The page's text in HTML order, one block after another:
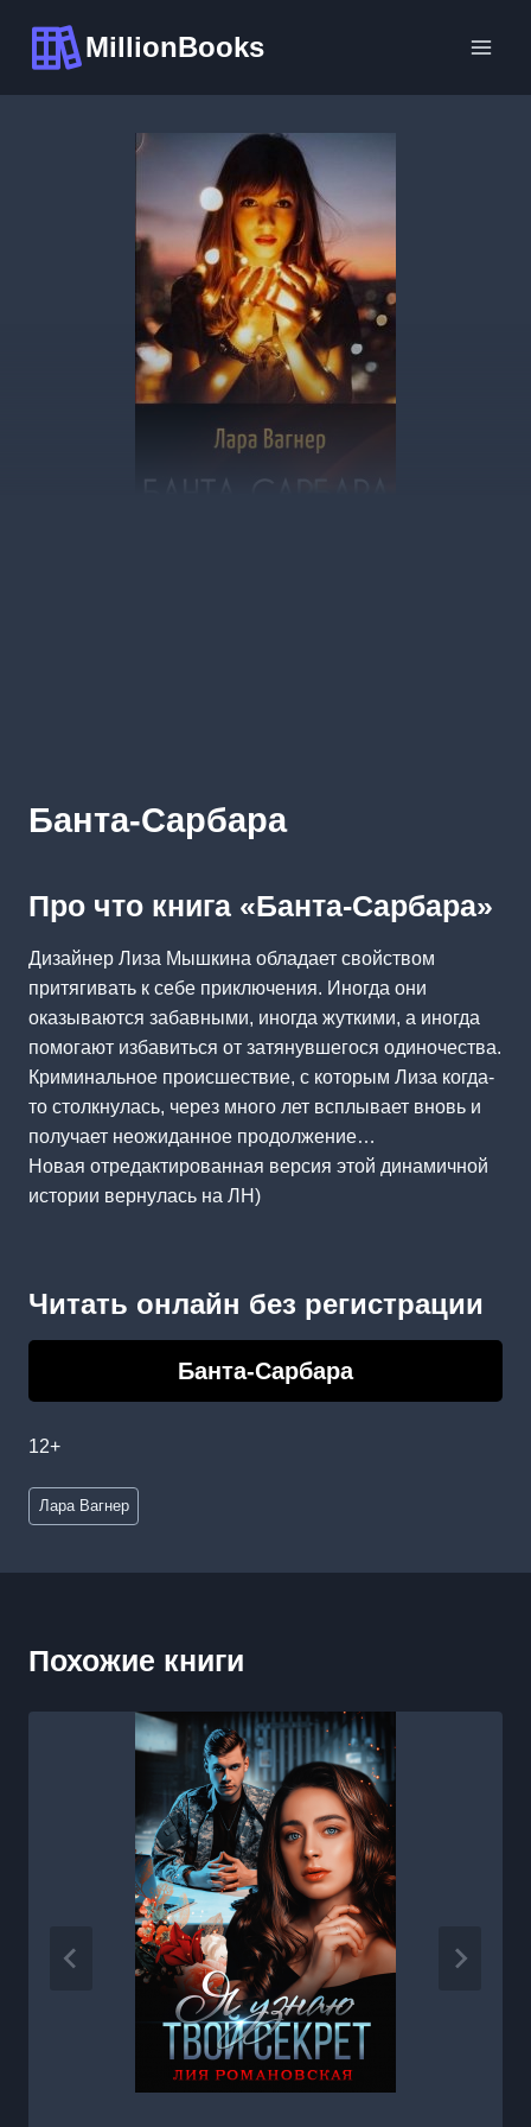
содержимому
MillionBooks
Банта-Сарбара
Про что книга «Банта-Сарбара»
Дизайнер Лиза Мышкина обладает свойством
притягивать к себе приключения. Иногда они
оказываются забавными, иногда жуткими, а иногда
помогают избавиться от затянувшегося одиночества.
Криминальное происшествие, с которым Лиза когда-
то столкнулась, через много лет всплывает вновь и
получает неожиданное продолжение…
Новая отредактированная версия этой динамичной
истории вернулась на ЛН)
Читать онлайн без регистрации
Банта-Сарбара
12+
Метки
записи:
Лара Вагнер
Похожие книги